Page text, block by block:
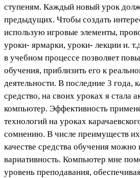
ступеням. Каждый новый урок
предыдущих. Чтобы создать
использую игровые элементы,
уроки- ярмарки, уроки- лекции и.
в учебном процессе позволяет
обучения, приблизить его к
деятельности. В последние 3 года,
средство, на своих уроках я стала
компьютер. Эффективность
технологий на уроках
сомнению. В числе преимуществ их
качестве средства обучения можно
вариативность. Компьютер мне
уровень преподавания,